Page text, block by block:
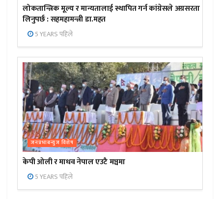
लोकतान्त्रिक मूल्य र मान्यतालाई स्थापित गर्न कांग्रेसले अग्रसरता
लिनुपर्छ : सहमहामन्त्री डा.महत
5 YEARS पहिले
जनप्रभाबन्युज विशेष
केपी ओली र माधव नेपाल एउटै मञ्चमा
5 YEARS पहिले